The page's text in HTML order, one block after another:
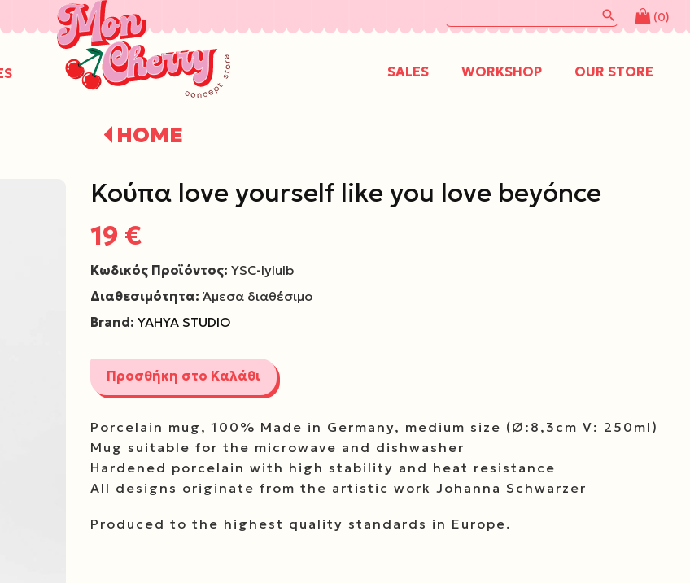
(0)
search
SALES WORKSHOP OUR STORE
/
HOME
Κούπα love yourself like you love beyónce
19 €
Κωδικός Προϊόντος: YSC-lylulb
Διαθεσιμότητα: Άμεσα διαθέσιμο
Brand: YAHYA STUDIO
Προσθήκη στο Καλάθι
Porcelain mug, 100% Made in Germany, medium size (Ø:8,3cm V: 250ml)
Mug suitable for the microwave and dishwasher
Hardened porcelain with high stability and heat resistance
All designs originate from the artistic work Johanna Schwarzer
Produced to the highest quality standards in Europe.